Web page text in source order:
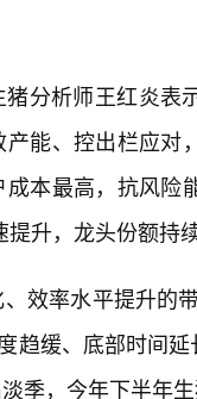
猪分析师王红炎
能、控出栏应
本最高，抗风
升，龙头份额持
效率水平提升的
趋缓、底部时间
季，今年下半年